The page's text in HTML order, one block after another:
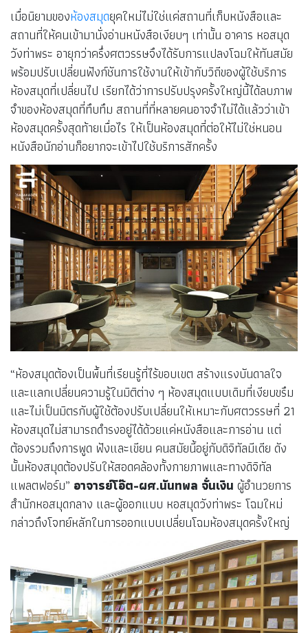
เมื่อนิยามของห้องสมุดยุคใหม่ไม่ใช่แค่สถานที่เก็บหนังสือและ
สถานที่ให้คนเข้ามานั่งอ่านหนังสือเงียบๆ เท่านั้น อาคาร หอสมุด
วังท่าพระ อายุกว่าครึ่งศตวรรษจึงได้รับการแปลงโฉมให้ทันสมัย
พร้อมปรับเปลี่ยนฟังก์ชันการใช้งานให้เข้ากับวิถีของผู้ใช้บริการ
ห้องสมุดที่เปลี่ยนไป เรียกได้ว่าการปรับปรุงครั้งใหญ่นี้ได้ลบภาพ
จำของห้องสมุดที่ทึบทึม สถานที่ที่หลายคนอาจจำไม่ได้แล้วว่าเข้า
ห้องสมุดครั้งสุดท้ายเมื่อไร ให้เป็นห้องสมุดที่ต่อให้ไม่ใช่หนอน
หนังสือนักอ่านก็อยากจะเข้าไปใช้บริการสักครั้ง
“ห้องสมุดต้องเป็นพื้นที่เรียนรู้ที่ไร้ขอบเขต สร้างแรงบันดาลใจ
และแลกเปลี่ยนความรู้ในมิติต่าง ๆ ห้องสมุดแบบเดิมที่เงียบขรึม
และไม่เป็นมิตรกับผู้ใช้ต้องปรับเปลี่ยนให้เหมาะกับศตวรรษที่ 21
ห้องสมุดไม่สามารถดำรงอยู่ได้ด้วยแค่หนังสือและการอ่าน แต่
ต้องรวมถึงการพูด ฟังและเขียน คนสมัยนี้อยู่กับดิจิทัลมีเดีย ดัง
นั้นห้องสมุดต้องปรับให้สอดคล้องทั้งกายภาพและทางดิจิทัล
แพลตฟอร์ม” อาจารย์โอ๊ต-ผศ.นันทพล จั่นเงิน ผู้อำนวยการ
สำนักหอสมุดกลาง และผู้ออกแบบ หอสมุดวังท่าพระ โฉมใหม่
กล่าวถึงโจทย์หลักในการออกแบบเปลี่ยนโฉมห้องสมุดครั้งใหญ่